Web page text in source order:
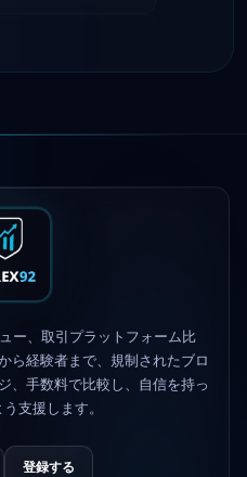
イセンスを失う
が24時間に改善
ー、取引プラットフォーム比
ら経験者まで、規制されたブロ
、手数料で比較し、自信を持っ
支援します。
登録する